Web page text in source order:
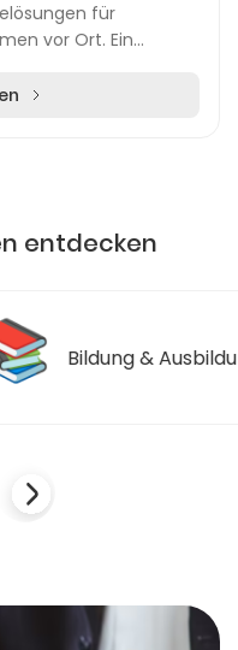
für
vor Ort. Ein
entdecken